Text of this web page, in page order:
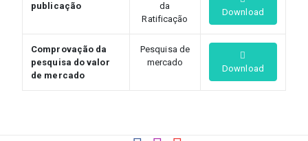
publicação
da
Ratificação
Download
Comprovação da
pesquisa do valor
de mercado
Pesquisa de
mercado
Download